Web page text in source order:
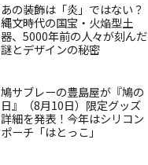
あの装飾は「炎」ではない？
縄文時代の国宝・火焔型土
器、5000年前の人々が刻んだ
謎とデザインの秘密
鳩サブレーの豊島屋が『鳩の
日』（8月10日）限定グッズ
詳細を発表！今年はシリコン
ポーチ「はとっこ」